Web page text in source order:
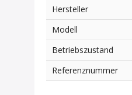
Hersteller
Modell
Betriebszustand
Referenznummer